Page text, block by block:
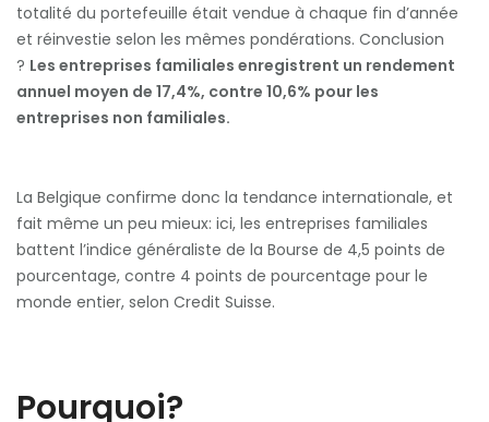
totalité du portefeuille était vendue à chaque fin d’année
et réinvestie selon les mêmes pondérations. Conclusion
? Les entreprises familiales enregistrent un rendement
annuel moyen de 17,4%, contre 10,6% pour les
entreprises non familiales.
La Belgique confirme donc la tendance internationale, et
fait même un peu mieux: ici, les entreprises familiales
battent l’indice généraliste de la Bourse de 4,5 points de
pourcentage, contre 4 points de pourcentage pour le
monde entier, selon Credit Suisse.
Pourquoi?